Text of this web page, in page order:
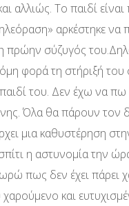
αλλιώς. Το παιδί
αρκέστηκε να
πρώην σύζυγός
φορά τη στήριξή του
του. Δεν έχω να πω
Όλα θα πάρουν τον
μια καθυστέρηση
η αστυνομία την
πως δεν έχει πάρει
χαρούμενο και